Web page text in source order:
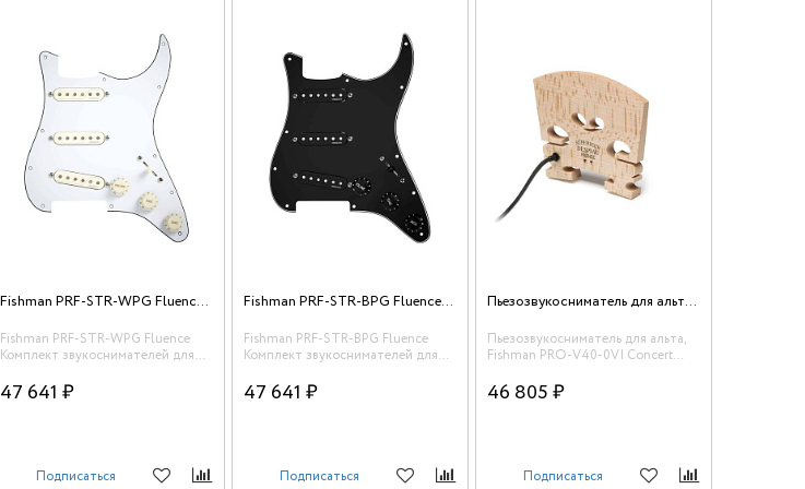
Fishman PRF-STR-WPG Fluence Комплект звукоснимателей для электрогитары в сборе
Fishman PRF-STR-WPG Fluence
Комплект звукоснимателей для
47 641 ₽
Подписаться
Fishman PRF-STR-BPG Fluence Комплект звукоснимателей для электрогитары в сборе
Fishman PRF-STR-BPG Fluence
Комплект звукоснимателей для
47 641 ₽
Подписаться
Пьезозвукосниматель для альта Fishman PRO-V40-0VI Concert Series
Пьезозвукосниматель для альта,
Fishman PRO-V40-0VI Concert
46 805 ₽
Подписаться